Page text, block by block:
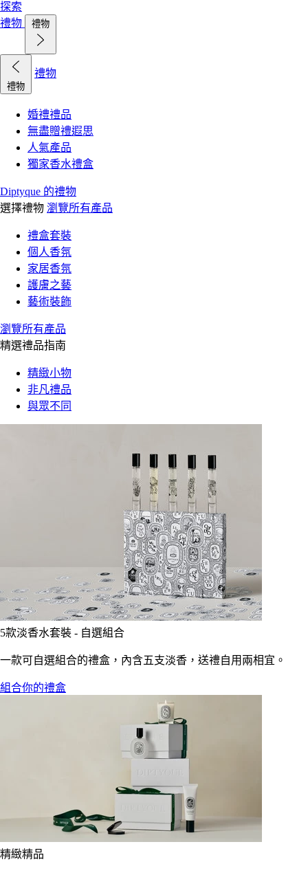
探索
禮物
禮物
禮物
禮物
婚禮禮品
無盡贈禮遐思
人氣產品
獨家香水禮盒
Diptyque 的禮物
選擇禮物 瀏覽所有產品
禮盒套裝
個人香氛
家居香氛
護膚之藝
藝術裝飾
瀏覽所有產品
精選禮品指南
精緻小物
非凡禮品
與眾不同
5款淡香水套裝 - 自選組合
一款可自選組合的禮盒，內含五支淡香，送禮自用兩相宜。
組合你的禮盒
精緻精品